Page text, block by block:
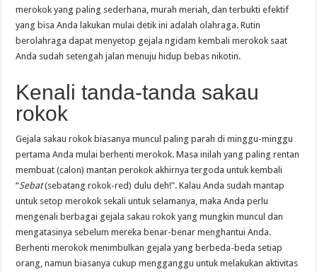
merokok yang paling sederhana, murah meriah, dan terbukti efektif
yang bisa Anda lakukan mulai detik ini adalah olahraga. Rutin
berolahraga dapat menyetop gejala ngidam kembali merokok saat
Anda sudah setengah jalan menuju hidup bebas nikotin.
Kenali tanda-tanda sakau
rokok
Gejala sakau rokok biasanya muncul paling parah di minggu-minggu
pertama Anda mulai berhenti merokok. Masa inilah yang paling rentan
membuat (calon) mantan perokok akhirnya tergoda untuk kembali
“Sebat(sebatang rokok-red) dulu deh!”. Kalau Anda sudah mantap
untuk setop merokok sekali untuk selamanya, maka Anda perlu
mengenali berbagai gejala sakau rokok yang mungkin muncul dan
mengatasinya sebelum mereka benar-benar menghantui Anda.
Berhenti merokok menimbulkan gejala yang berbeda-beda setiap
orang, namun biasanya cukup mengganggu untuk melakukan aktivitas